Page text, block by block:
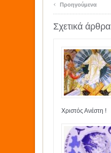
‹ Προηγούμενα
Σχετικά άρθρα
Χριστός Ανέστη !